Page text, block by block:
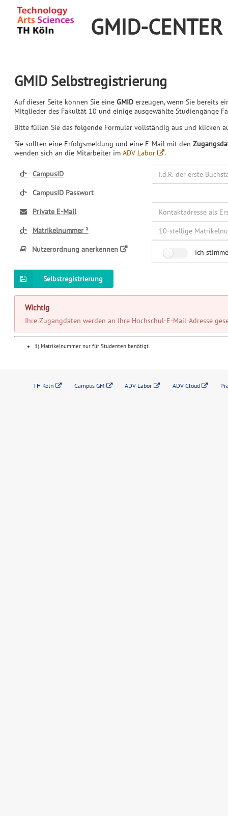
GMID-CENTER
GMID Selbstregistrierung
Auf dieser Seite können Sie eine GMID erzeugen, wenn Sie bereits
Mitglieder des Fakultät 10 und einige ausgewählte Studiengänge
Bitte füllen Sie das folgende Formular vollständig aus und klicken
Sie sollten eine Erfolgsmeldung und eine E-Mail mit den
wenden sich an die Mitarbeiter im ADV Labor .
CampusID
CampusID Passwort
Private E-Mail
Matrikelnummer ¹
Nutzerordnung anerkennen Ich
Selbstregistrierung
Wichtig
Ihre Zugangdaten werden an Ihre Hochschul-E-Mail-Adresse
1) Matrikelnummer nur für Studenten benötigt.
TH Köln Campus GM ADV-Labor ADV-Cloud